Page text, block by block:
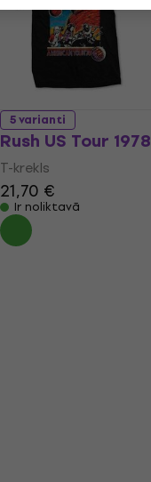
21,70 €
Ir noliktavā
5 varianti
Rush US Tour 1978
T-krekls
21,70 €
Ir noliktavā